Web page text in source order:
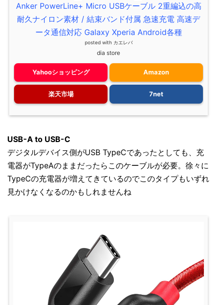
Anker PowerLine+ Micro USBケーブル 2重編込の高
耐久ナイロン素材 / 結束バンド付属 急速充電 高速デ
ータ通信対応 Galaxy Xperia Android各種
posted with カエレバ
dia store
Yahooショッピング Amazon
楽天市場 7net
USB-A to USB-C
デジタルデバイス側がUSB TypeCであったとしても、充
電器がTypeAのままだったらこのケーブルが必要。徐々に
TypeCの充電器が増えてきているのでこのタイプもいずれ
見かけなくなるのかもしれませんね